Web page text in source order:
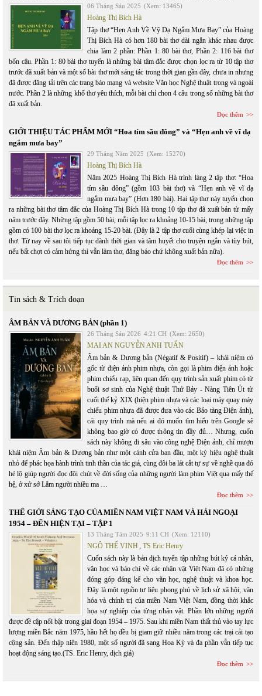
06 Tháng Sáu 2025 (Xem: 13465)
Hoàng Thị Bích Hà
Tập thơ “Hẹn Anh Về Vỹ Dạ Ngắm Mưa Bay” của Hoàng
Thị Bích Hà có hơn 180 bài thơ dài ngắn khác nhau được
chia làm 2 phần: Phần 1: 80 bài thơ, Phần 2: 116 bài thơ
bốn câu. Phần 1: 80 bài thơ tuyển là những bài tâm đắc được chọn lọc ra từ 10 tập thơ
trước đã xuất bản và một số bài thơ mới sáng tác trong thời gian gần đây, chưa in nhưng
đã được đăng tải trên các trang báo mạng và website Văn học Nghệ thuật trong và ngoài
nước. Phần 2 là những khổ thơ yêu thích, mỗi bài chỉ chon 4 câu trong số những bài thơ
đã xuất bản.
Đọc thêm
GIỚI THIỆU TÁC PHẨM MỚI “Hoa tím sầu đông” và “Hẹn anh về vĩ dạ
ngắm mưa bay”
29 Tháng Năm 2025 (Xem: 15270)
Hoàng Thị Bích Hà
Năm 2025 Hoàng Thị Bích Hà trình làng 2 tập thơ: “Hoa
tím sầu đông” (gồm 103 bài thơ) và “Hẹn anh về vĩ dạ
ngắm mưa bay” (Hơn 180 bài). Hai tập thơ này tuyển chọn
ra những bài thơ tâm đắc của Hoàng Thị Bích Hà trong 10 tập thơ đã xuất bản từ mấy
năm trước đây. Những tập gồm 50 bài, mỗi tập lọc ra khoảng 10-15 bài, trong những tập
gồm có 100 bài thơ lọc ra khoảng 15-20 bài. (Đây là 2 tập thơ cuối cùng khép lại việc in
thơ. Từ nay về sau tôi tiếp tục dành thời gian và tâm huyết cho truyện ngắn và tùy bút,
nếu bất chợt có cảm hứng thì vẫn làm thơ, đăng báo chứ không xuất bản nữa).
Đọc thêm
Tin sách & Trích đoạn
ÂM BẢN VÀ DƯƠNG BẢN (phần 1)
26 Tháng Sáu 2026 4:21 CH (Xem: 2650)
MAI AN NGUYỄN ANH TUẤN
Âm bản & Dương bản (Négatif & Positif) – khái niệm có
gốc từ điện ảnh phim nhựa, còn gọi là phim điện ảnh hoặc
phim chiếu rạp, liên quan đến quy trình sản xuất phim có từ
buổi sơ sinh của Nghệ thuật Thứ Bảy - Nàng Tiên Út từ
cuối thế kỷ XIX (hiện phim nhựa và các loại máy quay máy
chiếu phim nhựa đã được đưa vào các Bảo tàng Điện ảnh),
cái quy trình mà nếu ai đó muốn tìm hiểu trên Google sẽ
không bao giờ có được thông tin đầy đủ… Nhưng, cuốn
sách này không đi sâu vào công nghệ Điện ảnh, chỉ mượn
khái niệm Âm bản & Dương bản như một cánh cửa ban đầu, một ký hiệu nghệ thuật
nhỏ để phác họa hành trình tinh thần của tác giả, cùng đôi ba lát cắt tự sự về nghề qua đó
hé lộ giúp người đọc đôi chút về đời sống của những người làm phim Việt qua mấy thế
hệ, ở xứ sở Lắm người nhiều ma …
Đọc thêm
THẾ GIỚI SÁNG TẠO CỦA MIỀN NAM VIỆT NAM VÀ HẢI NGOẠI
1954 – ĐẾN HIỆN TẠI – TẬP 1
13 Tháng Tám 2025 9:11 CH (Xem: 12110)
NGÔ THẾ VINH, TS Eric Henry
Cuốn sách này là bản dịch tuyển tập những bút ký cá nhân,
văn học và báo chí về các nhân vật Việt Nam đã có những
đóng góp đáng kể cho văn học, nghệ thuật và khoa học.
Đây là một nguồn tư liệu phong phú về lịch sử xã hội, văn
hóa và chính trị của miền Nam Việt Nam, đồng thời khắc
họa sự nghiệp của từng nhân vật. Phần lớn những người
được đề cập nổi bật trong giai đoạn 1954 – 1975. Sau khi miền Nam thất thủ vào tay lực
lượng miền Bắc năm 1975, hầu hết họ đều bị giam giữ nhiều năm trong các trại cải tạo
cộng sản. Đến thập niên 1980, một số người đã sang Hoa Kỳ và đa phần vẫn tiếp tục
hoạt động sáng tạo.(TS. Eric Henry, dịch giả)
Đọc thêm